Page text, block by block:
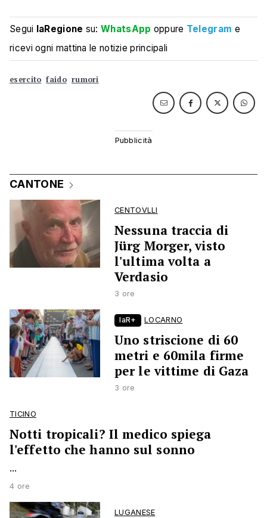
Segui laRegione su:WhatsApp oppure Telegram e
ricevi ogni mattina le notizie principali
esercito faido rumori
CANTONE
CENTOVLLI
Nessuna traccia di
Jürg Morger, visto
l'ultima volta a
Verdasio
3 ore
laR+ LOCARNO
Uno striscione di 60
metri e 60mila firme
per le vittime di Gaza
3 ore
TICINO
Notti tropicali? Il medico spiega
l'effetto che hanno sul sonno
...
4 ore
LUGANESE